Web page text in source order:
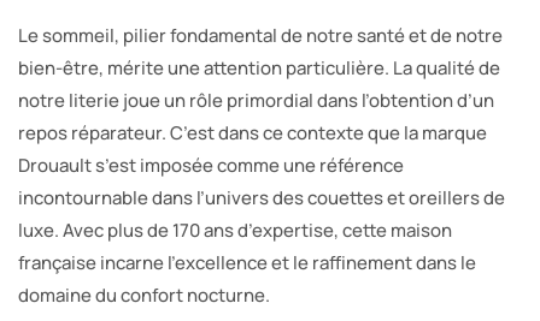
Le sommeil, pilier fondamental de notre santé et de notre
bien-être, mérite une attention particulière. La qualité de
notre literie joue un rôle primordial dans l’obtention d’un
repos réparateur. C’est dans ce contexte que la marque
Drouault s’est imposée comme une référence
incontournable dans l’univers des couettes et oreillers de
luxe. Avec plus de 170 ans d’expertise, cette maison
française incarne l’excellence et le raffinement dans le
domaine du confort nocturne.